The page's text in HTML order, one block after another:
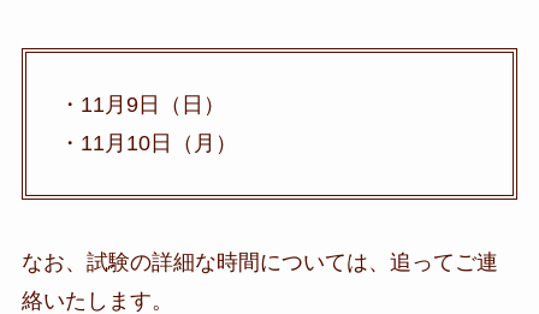
・11月9日（日）
・11月10日（月）
なお、試験の詳細な時間については、追ってご連
絡いたします。